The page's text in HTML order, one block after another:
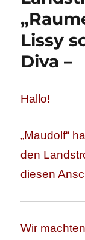
Lissy
Diva –
Hallo!
„Maudolf“
den
diesen
Wir